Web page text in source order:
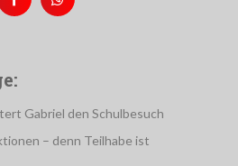
Gabriel den Schulbesuch
– denn Teilhabe ist